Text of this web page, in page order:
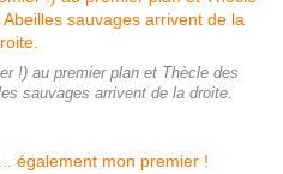
!) au premier plan et Thècle des
sauvages arrivent de la droite.